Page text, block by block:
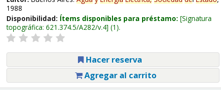
1988
Disponibilidad: Ítems disponibles para préstamo: Signatura
topográfica: 621.374.5/A282/v.4 (1).
Hacer reserva
Agregar al carrito